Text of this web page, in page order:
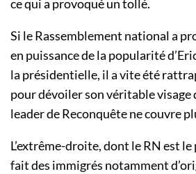
ce qui a provoqué un tollé.
Si le Rassemblement national a
en puissance de la popularité
la présidentielle, il a vite été
pour dévoiler son véritable visage
leader de Reconquête ne couvre
L’extrême-droite, dont le RN est
fait des immigrés notamment